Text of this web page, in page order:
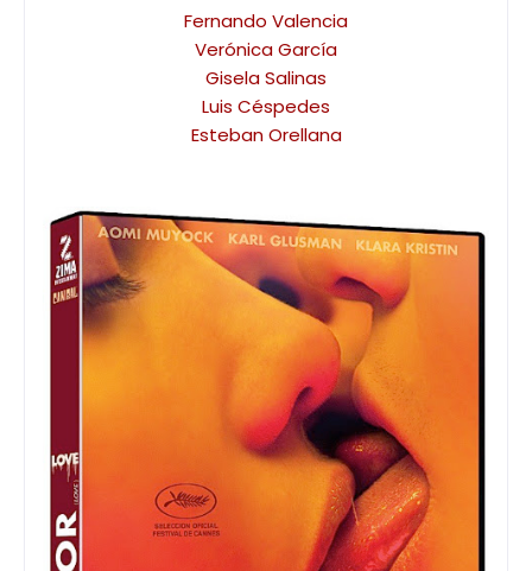
Fernando Valencia
Verónica García
Gisela Salinas
Luis Céspedes
Esteban Orellana